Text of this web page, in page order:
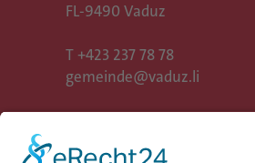
FL-9490 Vaduz
T +423 237 78 78
gemeinde@vaduz.li